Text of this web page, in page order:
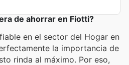
de ahorrar en Fiotti?
en el sector del Hogar en
la importancia de
rinda al máximo. Por eso,